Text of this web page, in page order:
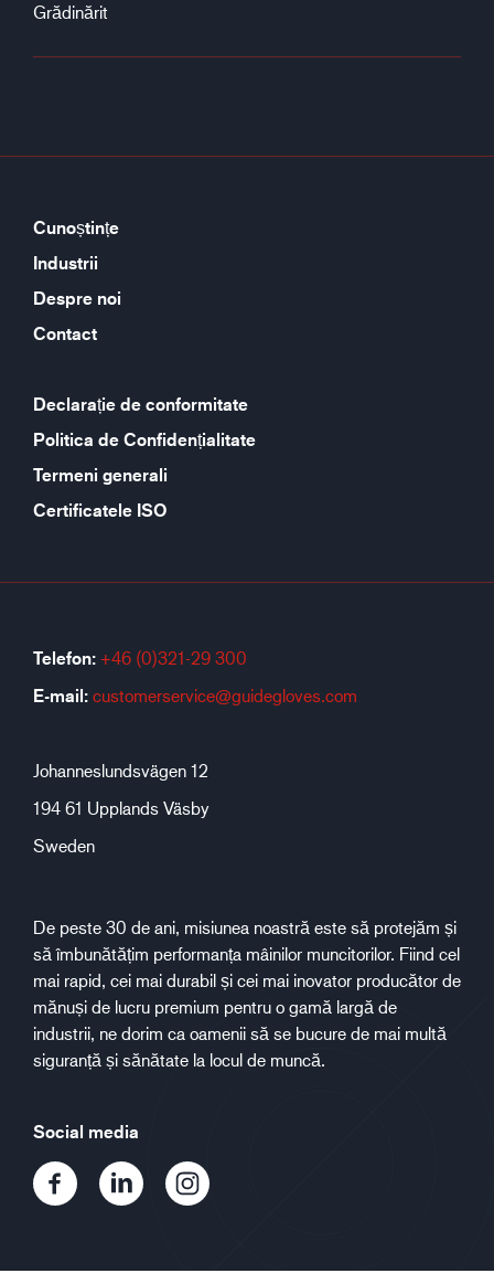
Grădinărit
Cunoștințe
Industrii
Despre noi
Contact
Declarație de conformitate
Politica de Confidențialitate
Termeni generali
Certificatele ISO
Telefon: +46 (0)321-29 300
E-mail: customerservice@guidegloves.com
Johanneslundsvägen 12
194 61 Upplands Väsby
Sweden
De peste 30 de ani, misiunea noastră este să protejăm și
să îmbunătățim performanța mâinilor muncitorilor. Fiind cel
mai rapid, cei mai durabil și cei mai inovator producător de
mănuși de lucru premium pentru o gamă largă de
industrii, ne dorim ca oamenii să se bucure de mai multă
siguranță și sănătate la locul de muncă.
Social media